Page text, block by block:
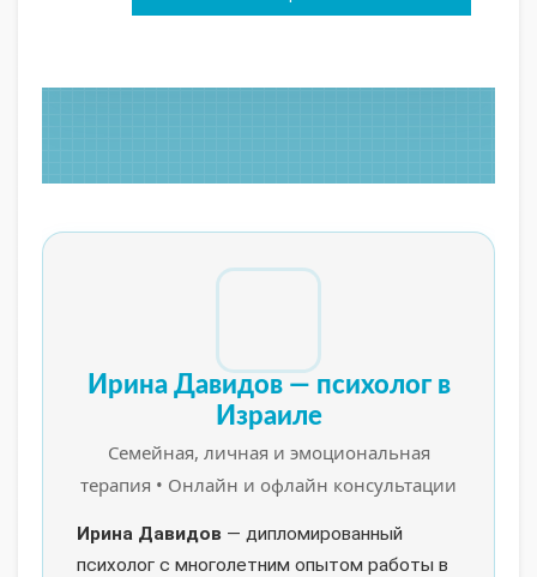
Ирина Давидов — психолог в
Израиле
Семейная, личная и эмоциональная
терапия • Онлайн и офлайн консультации
Ирина Давидов — дипломированный
психолог с многолетним опытом работы в